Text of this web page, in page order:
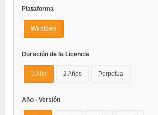
Plataforma
Windows
Duración de la Licencia
1 Año 2 Años Perpetua
Año - Versión